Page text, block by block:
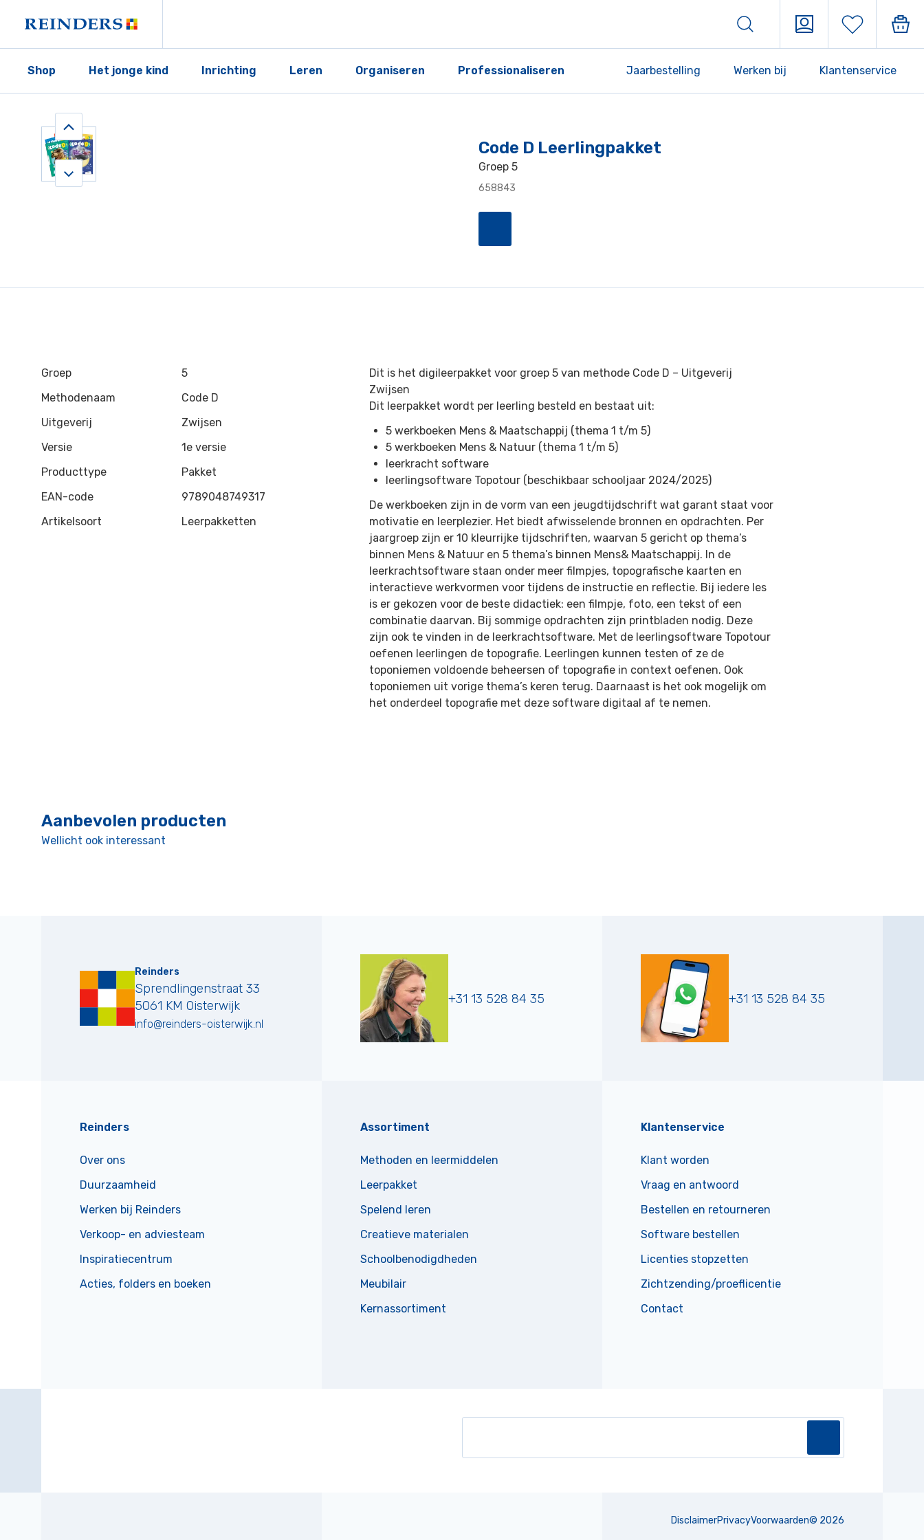
Shop Het jonge kind Inrichting Leren Organiseren Professionaliseren Jaarbestelling Werken bij Klantenservice
Code D Leerlingpakket
Groep 5
658843
Groep
5
Methodenaam
Code D
Uitgeverij
Zwijsen
Versie
1e versie
Producttype
Pakket
EAN-code
9789048749317
Artikelsoort
Leerpakketten
Dit is het digileerpakket voor groep 5 van methode Code D – Uitgeverij
Zwijsen
Dit leerpakket wordt per leerling besteld en bestaat uit:
5 werkboeken Mens & Maatschappij (thema 1 t/m 5)
5 werkboeken Mens & Natuur (thema 1 t/m 5)
leerkracht software
leerlingsoftware Topotour (beschikbaar schooljaar 2024/2025)
De werkboeken zijn in de vorm van een jeugdtijdschrift wat garant staat voor
motivatie en leerplezier. Het biedt afwisselende bronnen en opdrachten. Per
jaargroep zijn er 10 kleurrijke tijdschriften, waarvan 5 gericht op thema’s
binnen Mens & Natuur en 5 thema’s binnen Mens& Maatschappij. In de
leerkrachtsoftware staan onder meer filmpjes, topografische kaarten en
interactieve werkvormen voor tijdens de instructie en reflectie. Bij iedere les
is er gekozen voor de beste didactiek: een filmpje, foto, een tekst of een
combinatie daarvan. Bij sommige opdrachten zijn printbladen nodig. Deze
zijn ook te vinden in de leerkrachtsoftware. Met de leerlingsoftware Topotour
oefenen leerlingen de topografie. Leerlingen kunnen testen of ze de
toponiemen voldoende beheersen of topografie in context oefenen. Ook
toponiemen uit vorige thema’s keren terug. Daarnaast is het ook mogelijk om
het onderdeel topografie met deze software digitaal af te nemen.
Aanbevolen producten
Wellicht ook interessant
Reinders
Sprendlingenstraat 33
5061 KM Oisterwijk
info@reinders-oisterwijk.nl
+31 13 528 84 35 +31 13 528 84 35
Reinders
Over ons
Duurzaamheid
Werken bij Reinders
Verkoop- en adviesteam
Inspiratiecentrum
Acties, folders en boeken
Assortiment
Methoden en leermiddelen
Leerpakket
Spelend leren
Creatieve materialen
Schoolbenodigdheden
Meubilair
Kernassortiment
Klantenservice
Klant worden
Vraag en antwoord
Bestellen en retourneren
Software bestellen
Licenties stopzetten
Zichtzending/proeflicentie
Contact
DisclaimerPrivacyVoorwaarden© 2026